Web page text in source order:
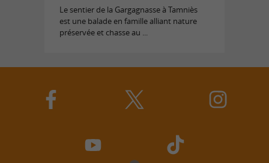
Le sentier de la Gargagnasse à Tamniès
est une balade en famille alliant nature
préservée et chasse au ...